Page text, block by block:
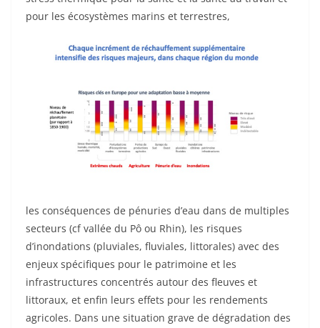
pour les écosystèmes marins et terrestres,
les conséquences de pénuries d’eau dans de multiples
secteurs (cf vallée du Pô ou Rhin), les risques
d’inondations (pluviales, fluviales, littorales) avec des
enjeux spécifiques pour le patrimoine et les
infrastructures concentrés autour des fleuves et
littoraux, et enfin leurs effets pour les rendements
agricoles. Dans une situation grave de dégradation des